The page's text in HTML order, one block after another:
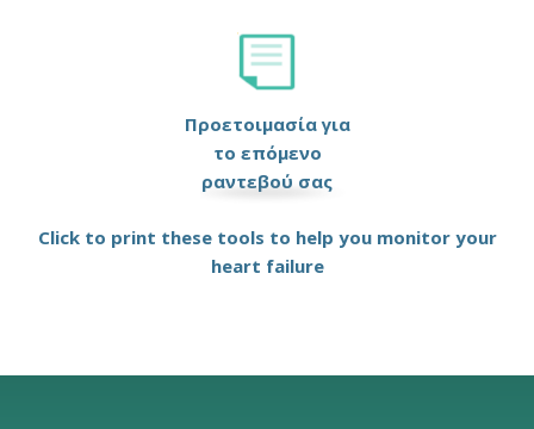
Προετοιμασία για
το επόμενο
ραντεβού σας
Click to print these tools to help you monitor your
heart failure